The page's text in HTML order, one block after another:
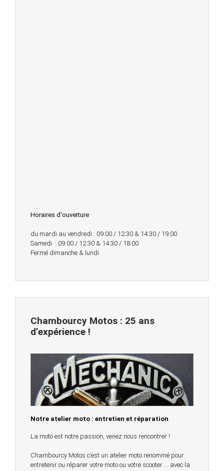
Horaires d'ouverture
du mardi au vendredi : 09:00 / 12:30 & 14:30 / 19:00
Samedi : 09:00 / 12:30 & 14:30 / 18:00
Fermé dimanche & lundi
Chambourcy Motos : 25 ans
d’expérience !
Notre atelier moto : entretien et réparation
La moto est notre passion, venez nous rencontrer !
Chambourcy Motos c’est un atelier moto renommé pour
entretenir ou réparer votre moto ou votre scooter … avec la